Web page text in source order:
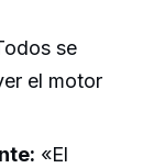
se
el motor
«El